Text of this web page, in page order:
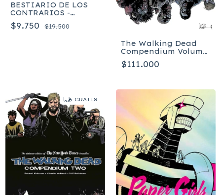
BESTIARIO DE LOS
CONTRARIOS -
Barman Adrienne
$9.750 $19.500
The Walking Dead
Compendium Volume
4 - Tapa Blanda
$111.000
GRATIS